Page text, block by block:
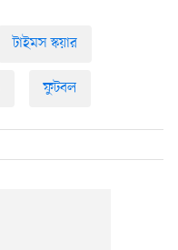
টাইমস স্কয়ার
ফুটবল